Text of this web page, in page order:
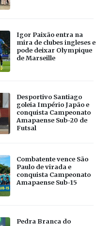
Igor Paixão entra na
mira de clubes ingleses e
pode deixar Olympique
de Marseille
Desportivo Santiago
goleia Império Japão e
conquista Campeonato
Amapaense Sub-20 de
Futsal
Combatente vence São
Paulo de virada e
conquista Campeonato
Amapaense Sub-15
Pedra Branca do